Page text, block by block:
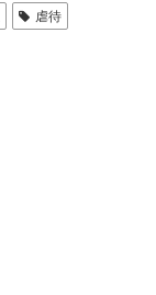
虐待